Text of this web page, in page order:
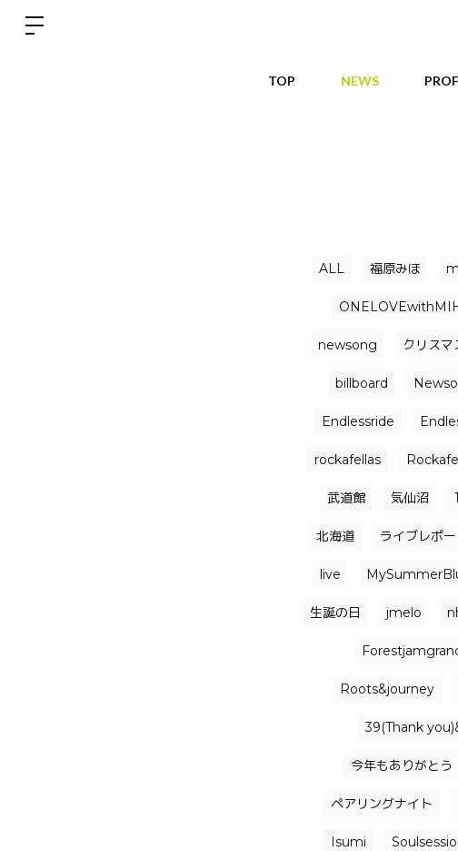
TOP NEWS
ALL 福原みほ
newsong クリスマ
billboard
Endlessride
rockafellas
武道館 気仙沼
北海道 ライブレポ
live
生誕の日 jmelo
Roots&journey
39(Thank
今年もありがとう
ペアリングナイト
Isumi